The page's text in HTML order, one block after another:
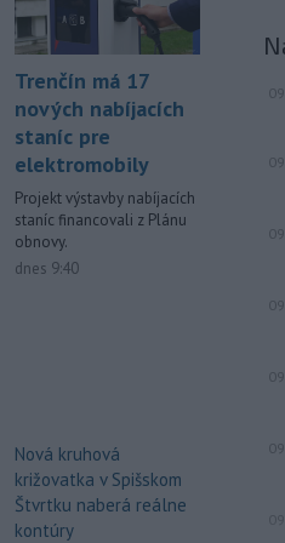
pričom neskôr napísala, že
ju úspešne odstránili.
Pri izraelskom útoku na juhu
zahynul v stredu jeden
a ďalších 11 utrpelo zranenia.
armáda zároveň oznámila,
danej oblasti začala novú vlnu
útokov. Stalo sa tak v reakcii
porušenie prímeria zo
hnutia Hizballáh.
nad Hronom v okrese Nové
dosiahla teplota v stredu
41,4 stupňa Celzia.
Trenčín má 17
nových nabíjacích
staníc pre
elektromobily
Projekt výstavby nabíjacích
staníc financovali z Plánu
obnovy.
dnes 9:40
Nová kruhová
križovatka v Spišskom
Štvrtku naberá reálne
kontúry